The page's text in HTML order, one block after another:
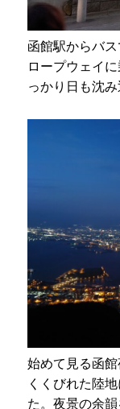
函館駅からバ
ロープウェイ
っかり日も沈
始めて見る函
くくびれた陸
た。夜景の余